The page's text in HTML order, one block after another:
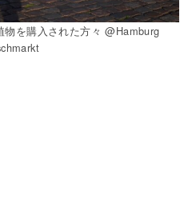
を購入された方々 @Hamburg